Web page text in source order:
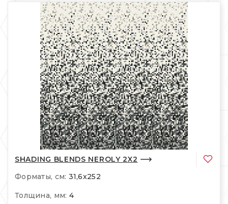
SHADING BLENDS NEROLY 2X2
Форматы, см: 31,6x252
Толщина, мм: 4